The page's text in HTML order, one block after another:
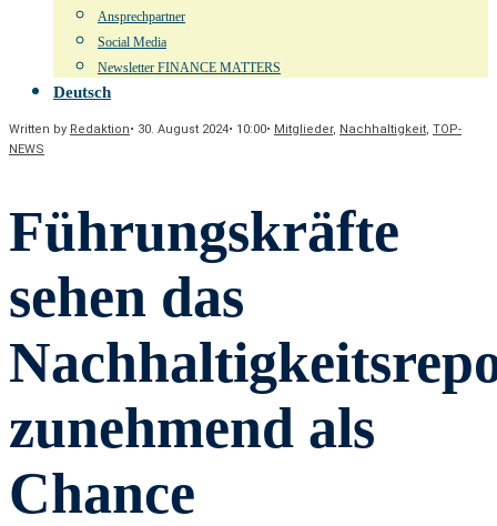
Ansprechpartner
Social Media
Newsletter FINANCE MATTERS
Deutsch
Written by Redaktion• 30. August 2024• 10:00• Mitglieder, Nachhaltigkeit, TOP-
NEWS
Führungskräfte
sehen das
zunehmend als
Chance